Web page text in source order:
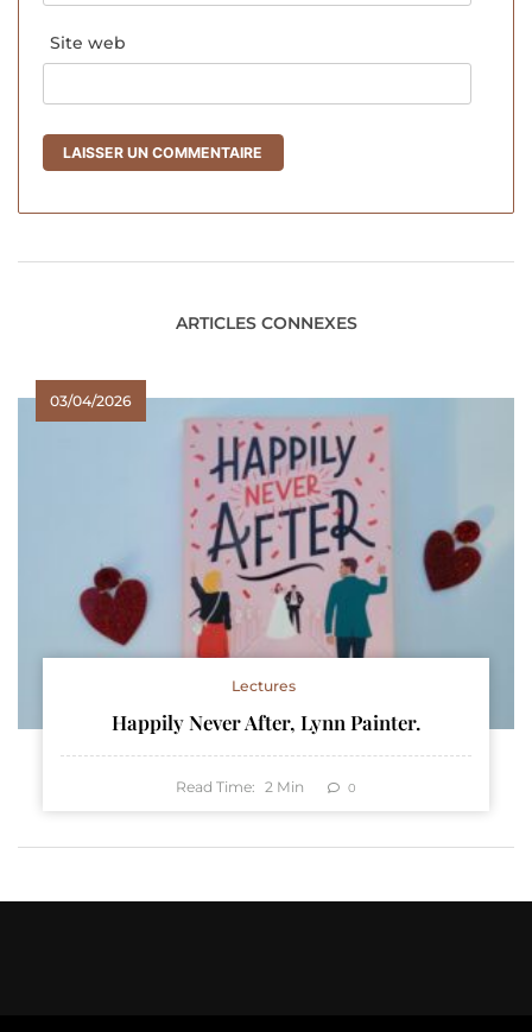
Site web
ARTICLES CONNEXES
03/04/2026
Lectures
Happily Never After, Lynn Painter.
Read Time: 2 Min 0